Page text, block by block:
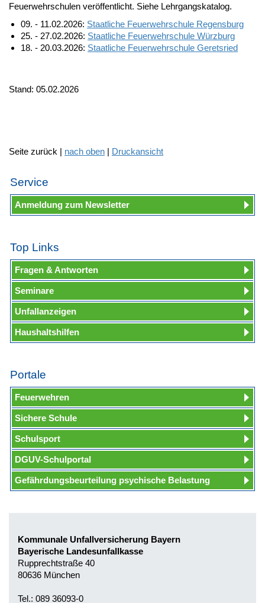
Feuerwehrschulen veröffentlicht. Siehe Lehrgangskatalog.
09. - 11.02.2026: Staatliche Feuerwehrschule Regensburg
25. - 27.02.2026: Staatliche Feuerwehrschule Würzburg
18. - 20.03.2026: Staatliche Feuerwehrschule Geretsried
Stand: 05.02.2026
Seite zurück | nach oben | Druckansicht
Service
Anmeldung zum Newsletter
Top Links
Fragen & Antworten
Seminare
Unfallanzeigen
Haushaltshilfen
Portale
Feuerwehren
Sichere Schule
Schulsport
DGUV-Schulportal
Gefährdungsbeurteilung psychische Belastung
Kommunale Unfallversicherung Bayern
Bayerische Landesunfallkasse
Rupprechtstraße 40
80636 München
Tel.: 089 36093-0